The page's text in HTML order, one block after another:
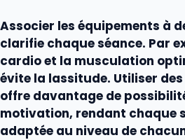
Associer les équipements à
clarifie chaque séance. Par
cardioet la musculation
évite la lassitude. Utiliser des
offre davantage de
motivation, rendant chaque
adaptée au niveau de